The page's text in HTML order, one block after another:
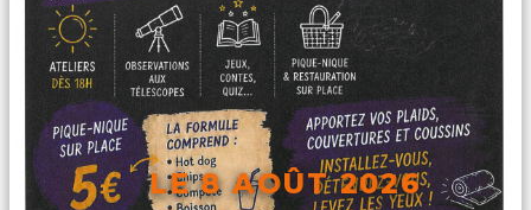
LE 8 AOÛT 2026